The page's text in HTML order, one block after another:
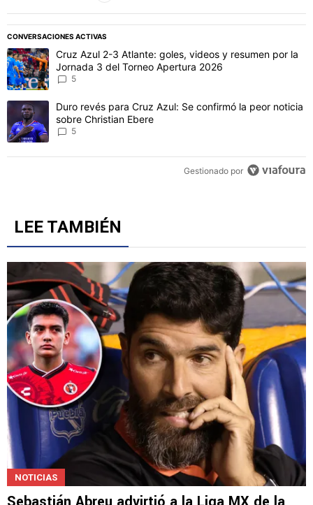
CONVERSACIONES ACTIVAS
Este listado muestra los artículos con más comentarios en los
Un artículo de tendencia con el título "Cruz Azul 2-3 Atlante:
Cruz Azul 2-3 Atlante: goles, videos y resumen por la
Jornada 3 del Torneo Apertura 2026
Un artículo de tendencia con el título "Duro revés para Cruz
Duro revés para Cruz Azul: Se confirmó la peor noticia
LEE TAMBIÉN